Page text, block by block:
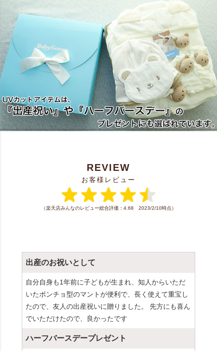
REVIEW
お客様レビュー
（楽天店みんなのレビュー総合評価：4.68 2023/2/10時点）
出産のお祝いとして
自分自身も1年前に子どもが生まれ、知人からいただ
いたポンチョ型のマントが便利で、長く使えて重宝し
たので、友人の出産祝いに贈りました。 先方にも喜ん
でいただけたので、良かったです
ハーフバースデープレゼント